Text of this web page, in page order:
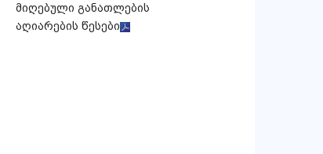
მიღებული განათლების
აღიარების წესები